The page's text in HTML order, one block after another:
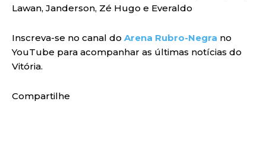
Lawan, Janderson, Zé Hugo e Everaldo
Inscreva-se no canal do Arena Rubro-Negra no
YouTube para acompanhar as últimas notícias do
Vitória.
Compartilhe